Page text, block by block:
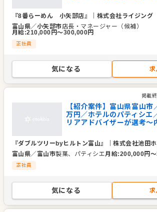
『8番らーめん 小矢部店』
株式会社ライジング
富山県／小矢部市店長・マネージャー（候補）
月給:210,000 円〜300,000円
正社員
気になる 求
掲載
【紹介案件】富山県富山
万円／ホテルのパティシエ
リアアドバイザーが選考～
『ダブルツリーbyヒルトン富山』 ｜株式会社池田
富山県／富山市製菓、パティシエ月給:200,000円〜
正社員
気になる 求